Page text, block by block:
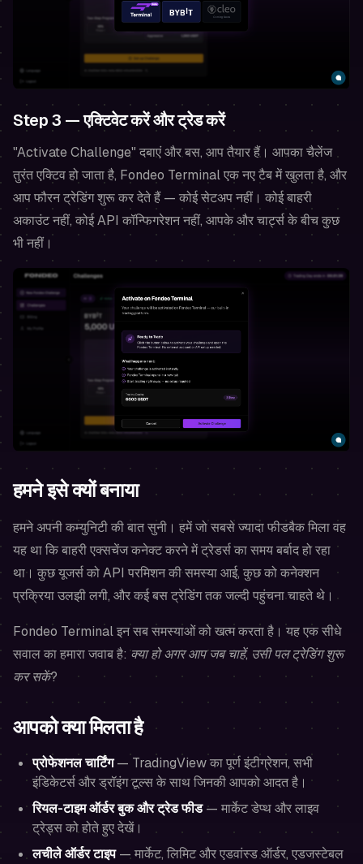
Step 3 — एक्टिवेट करें और ट्रेड करें
"Activate Challenge" दबाएं और बस, आप तैयार हैं। आपका चैलेंज
तुरंत एक्टिव हो जाता है, Fondeo Terminal एक नए टैब में खुलता है, और
आप फौरन ट्रेडिंग शुरू कर देते हैं — कोई सेटअप नहीं। कोई बाहरी
अकाउंट नहीं, कोई API कॉन्फिगरेशन नहीं, आपके और चार्ट्स के बीच कुछ
भी नहीं।
हमने इसे क्यों बनाया
हमने अपनी कम्युनिटी की बात सुनी। हमें जो सबसे ज्यादा फीडबैक मिला वह
यह था कि बाहरी एक्सचेंज कनेक्ट करने में ट्रेडर्स का समय बर्बाद हो रहा
था। कुछ यूजर्स को API परमिशन की समस्या आई, कुछ को कनेक्शन
प्रक्रिया उलझी लगी, और कई बस ट्रेडिंग तक जल्दी पहुंचना चाहते थे।
Fondeo Terminal इन सब समस्याओं को खत्म करता है। यह एक सीधे
सवाल का हमारा जवाब है:क्या हो अगर आप जब चाहें, उसी पल ट्रेडिंग शुरू
कर सकें?
आपको क्या मिलता है
प्रोफेशनल चार्टिंग— TradingView का पूर्ण इंटीग्रेशन, सभी
इंडिकेटर्स और ड्रॉइंग टूल्स के साथ जिनकी आपको आदत है।
रियल-टाइम ऑर्डर बुक और ट्रेड फीड— मार्केट डेप्थ और लाइव
ट्रेड्स को होते हुए देखें।
लचीले ऑर्डर टाइप— मार्केट, लिमिट और एडवांस्ड ऑर्डर, एडजस्टेबल